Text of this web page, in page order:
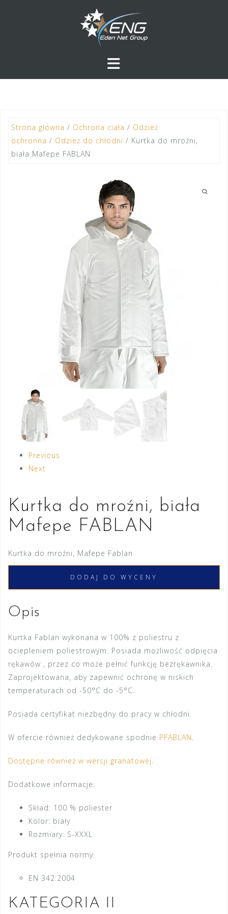
Strona główna / Ochrona ciała / Odzież
ochronna / Odzież do chłodni / Kurtka do mroźni,
biała Mafepe FABLAN
Previous
Next
Kurtka do mroźni, biała
Mafepe FABLAN
Kurtka do mroźni, Mafepe Fablan
DODAJ DO WYCENY
Opis
Kurtka Fablan wykonana w 100% z poliestru z
ociepleniem poliestrowym. Posiada możliwość odpięcia
rękawów , przez co może pełnić funkcję bezrękawnika.
Zaprojektowana, aby zapewnić ochronę w niskich
temperaturach od -50°C do -5°C.
Posiada certyfikat niezbędny do pracy w chłodni.
W ofercie również dedykowane spodnie PFABLAN.
Dostępne również w wersji granatowej.
Dodatkowe informacje:
Skład: 100 % poliester
Kolor: biały
Rozmiary: S-XXXL
Produkt spełnia normy:
EN 342:2004
KATEGORIA II